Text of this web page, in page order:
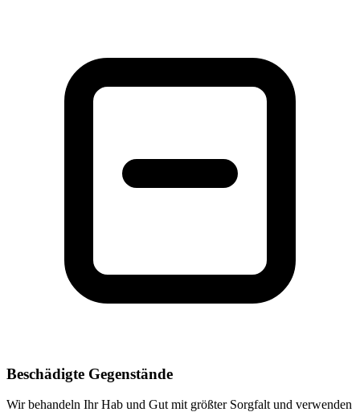
Beschädigte Gegenstände
Wir behandeln Ihr Hab und Gut mit größter Sorgfalt und verwenden